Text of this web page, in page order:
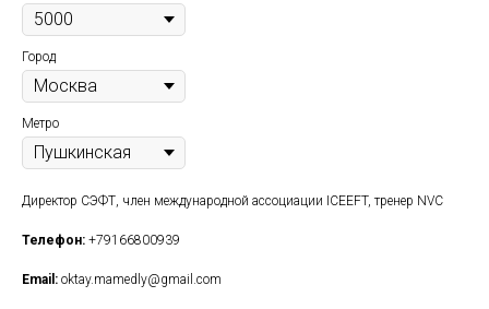
Город
Метро
Директор СЭФТ, член международной ассоциации ICEEFT, тренер NVC
Телефон: +79166800939
Email: oktay.mamedly@gmail.com